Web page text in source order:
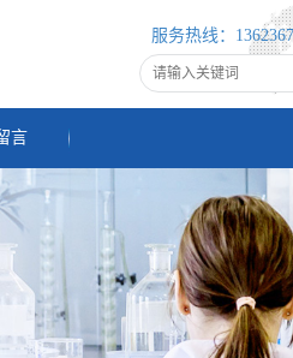
服务热线：
言